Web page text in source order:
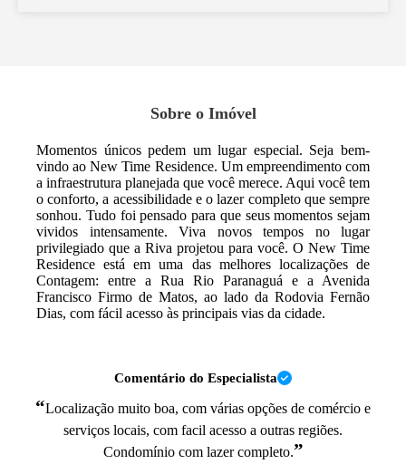
Sobre o Imóvel
Momentos únicos pedem um lugar especial. Seja bem-
vindo ao New Time Residence. Um empreendimento com
a infraestrutura planejada que você merece. Aqui você tem
o conforto, a acessibilidade e o lazer completo que sempre
sonhou. Tudo foi pensado para que seus momentos sejam
vividos intensamente. Viva novos tempos no lugar
privilegiado que a Riva projetou para você. O New Time
Residence está em uma das melhores localizações de
Contagem: entre a Rua Rio Paranaguá e a Avenida
Francisco Firmo de Matos, ao lado da Rodovia Fernão
Dias, com fácil acesso às principais vias da cidade.
Comentário do Especialista
“Localização muito boa, com várias opções de comércio e
serviços locais, com facil acesso a outras regiões.
Condomínio com lazer completo.”